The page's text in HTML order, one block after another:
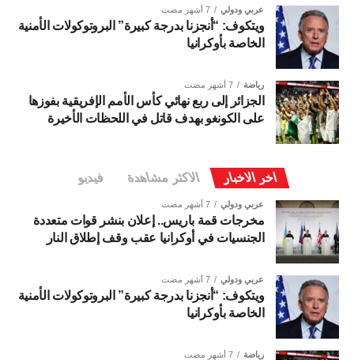
عربي ودولي 7 أشهر مضت
ويتكوف: “أنجزنا بدرجة كبيرة” البروتوكولات الأمنية
الخاصة بأوكرانيا
رياضة 7 أشهر مضت
الجزائر إلى ربع نهائي كأس الأمم الإفريقية بفوزها
على الكونغو بهدف قاتل في اللحظات الأخيرة
اخر الاخبار الاكثر مشاهدة فيديو
عربي ودولي 7 أشهر مضت
مخرجات قمة باريس.. إعلان بنشر قوات متعددة
الجنسيات في أوكرانيا عقب وقف إطلاق النار
عربي ودولي 7 أشهر مضت
ويتكوف: “أنجزنا بدرجة كبيرة” البروتوكولات الأمنية
الخاصة بأوكرانيا
رياضة 7 أشهر مضت